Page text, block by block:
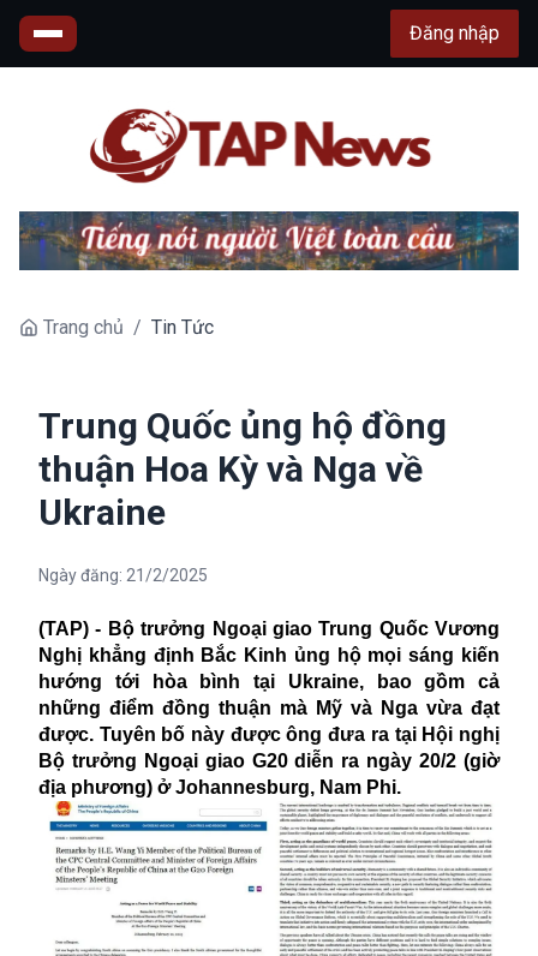
Đăng nhập
Trang chủ / Tin Tức
Trung Quốc ủng hộ đồng
thuận Hoa Kỳ và Nga về
Ukraine
Ngày đăng: 21/2/2025
(TAP) - Bộ trưởng Ngoại giao Trung Quốc Vương
Nghị khẳng định Bắc Kinh ủng hộ mọi sáng kiến
hướng tới hòa bình tại Ukraine, bao gồm cả
những điểm đồng thuận mà Mỹ và Nga vừa đạt
được. Tuyên bố này được ông đưa ra tại Hội nghị
Bộ trưởng Ngoại giao G20 diễn ra ngày 20/2 (giờ
địa phương) ở Johannesburg, Nam Phi.